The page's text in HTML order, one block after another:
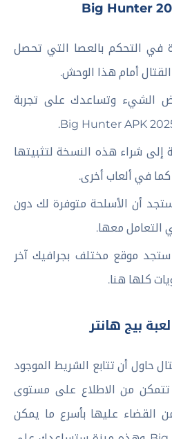
في التحكم بالعصا التي تحصل
أمام هذا الوحش.
الشيء وتساعدك على تجربة
إلى شراء هذه النسخة لتثبيتها
في ألعاب أخرى.
أن الأسلحة متوفرة لك دون
التعامل معها.
موقع مختلف بجرافيك آخر
كلها هنا.
بيج هانتر
حاول أن تتابع الشريط الموجود
من الاطلاع على مستوى
القضاء عليها بأسرع ما يمكن